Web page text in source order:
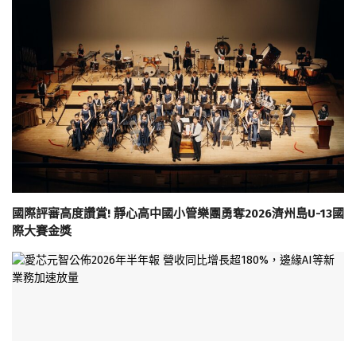
國際評審高度讚賞! 靜心高中國小管樂團勇奪2026濟州島U-13國
際大賽金獎